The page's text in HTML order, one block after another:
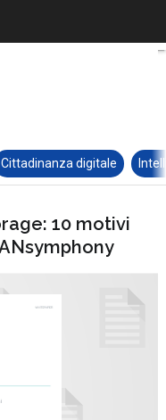
Cittadinanza digitale
10 motivi